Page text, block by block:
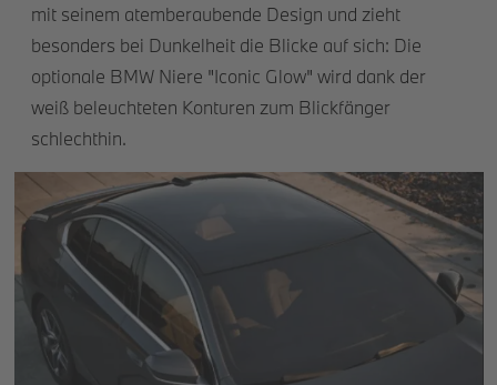
mit seinem atemberaubende Design und zieht
besonders bei Dunkelheit die Blicke auf sich: Die
optionale BMW Niere "Iconic Glow" wird dank der
weiß beleuchteten Konturen zum Blickfänger
schlechthin.